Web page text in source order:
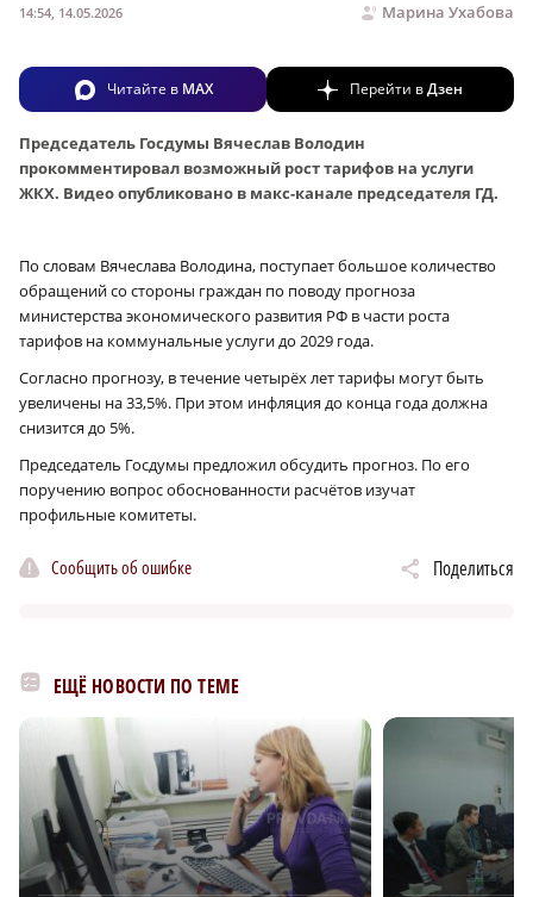
Марина Ухабова
14:54, 14.05.2026
Читайте в MAX Перейти вДзен
Председатель Госдумы Вячеслав Володин
прокомментировал возможный рост тарифов на услуги
ЖКХ. Видео опубликовано в макс-канале председателя ГД.
По словам Вячеслава Володина, поступает большое количество
обращений со стороны граждан по поводу прогноза
министерства экономического развития РФ в части роста
тарифов на коммунальные услуги до 2029 года.
Согласно прогнозу, в течение четырёх лет тарифы могут быть
увеличены на 33,5%. При этом инфляция до конца года должна
снизится до 5%.
Председатель Госдумы предложил обсудить прогноз. По его
поручению вопрос обоснованности расчётов изучат
профильные комитеты.
Сообщить об ошибке Поделиться
ЕЩЁ НОВОСТИ ПО ТЕМЕ